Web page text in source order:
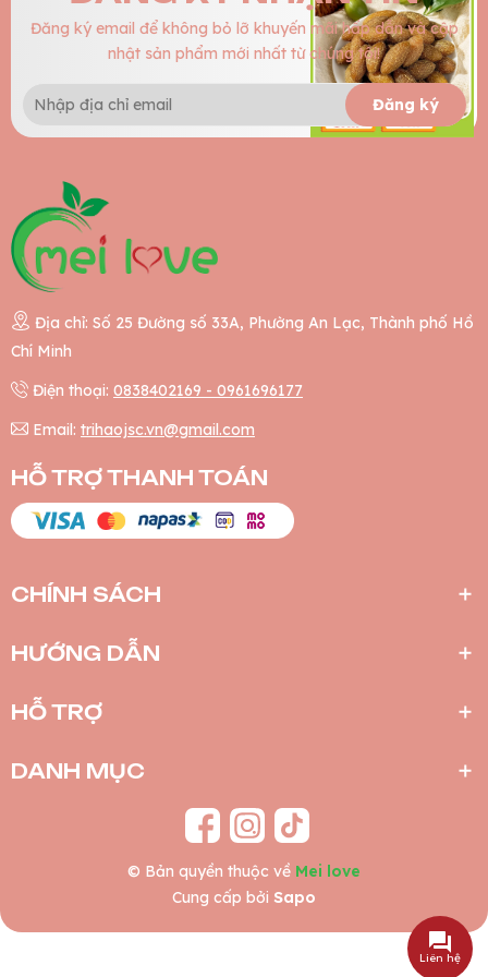
Đăng ký email để không bỏ lỡ khuyến mãi hấp dẫn và cập
nhật sản phẩm mới nhất từ chúng tôi!
Đăng ký
Địa chỉ: Số 25 Đường số 33A, Phường An Lạc, Thành phố Hồ
Chí Minh
Điện thoại: 0838402169 - 0961696177
Email: trihaojsc.vn@gmail.com
HỖ TRỢ THANH TOÁN
CHÍNH SÁCH
HƯỚNG DẪN
HỖ TRỢ
DANH MỤC
© Bản quyền thuộc về Mei love
Cung cấp bởi Sapo
Liên hệ